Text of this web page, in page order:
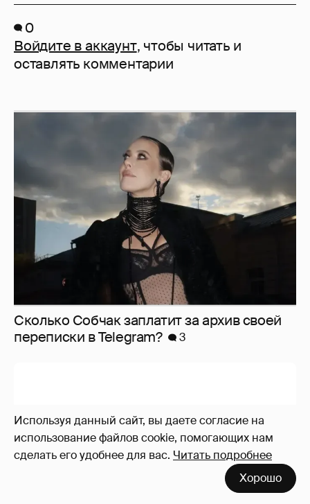
Используя данный сайт, вы даете согласие на
использование файлов cookie, помогающих нам
сделать его удобнее для вас. Читать подробнее
Хорошо
0
Войдите в аккаунт, чтобы читать и
оставлять комментарии
Сколько Собчак заплатит за архив своей
перeписки в Telegram?
3